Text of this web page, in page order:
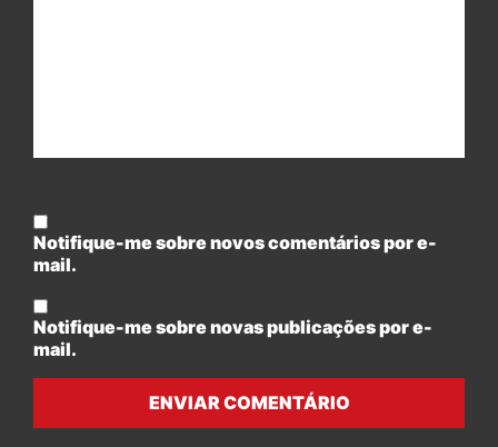
Notifique-me sobre novos comentários por e-
mail.
Notifique-me sobre novas publicações por e-
mail.
ENVIAR COMENTÁRIO